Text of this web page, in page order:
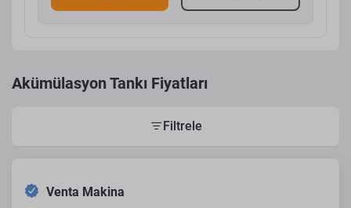
Akümülasyon Tankı Fiyatları
Filtrele
Venta Makina